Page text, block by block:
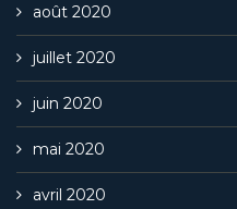
août 2020
juillet 2020
juin 2020
mai 2020
avril 2020